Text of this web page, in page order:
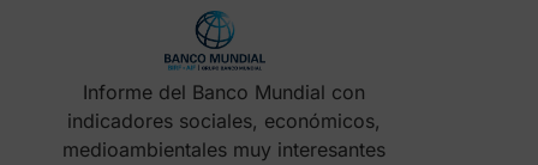
Informe del Banco Mundial con
indicadores sociales, económicos,
medioambientales muy interesantes